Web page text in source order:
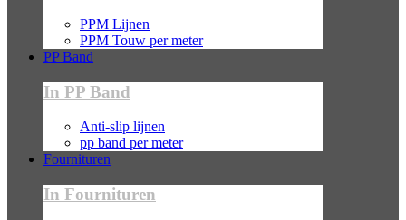
PPM Lijnen
PPM Touw per meter
PP Band
In PP Band
Anti-slip lijnen
pp band per meter
Fournituren
In Fournituren